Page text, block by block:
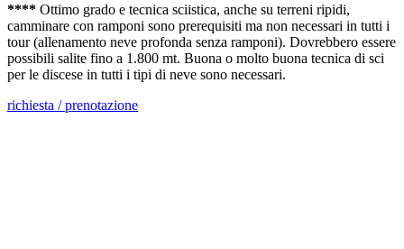
**** Ottimo grado e tecnica sciistica, anche su terreni ripidi,
camminare con ramponi sono prerequisiti ma non necessari in tutti i
tour (allenamento neve profonda senza ramponi). Dovrebbero essere
possibili salite fino a 1.800 mt. Buona o molto buona tecnica di sci
per le discese in tutti i tipi di neve sono necessari.
richiesta / prenotazione